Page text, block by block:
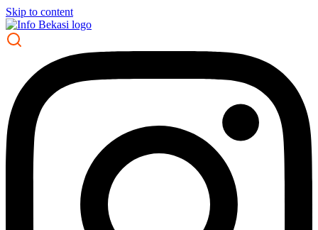
Skip to content